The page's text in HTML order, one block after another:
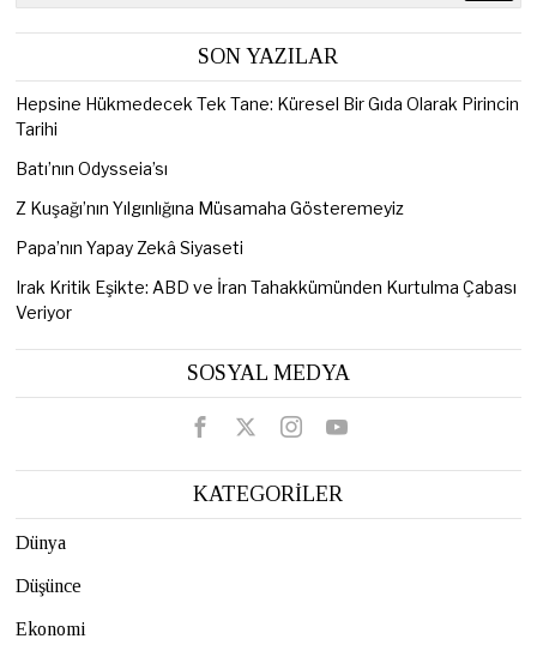
SON YAZILAR
Hepsine Hükmedecek Tek Tane: Küresel Bir Gıda Olarak Pirincin
Tarihi
Batı’nın Odysseia’sı
Z Kuşağı’nın Yılgınlığına Müsamaha Gösteremeyiz
Papa’nın Yapay Zekâ Siyaseti
Irak Kritik Eşikte: ABD ve İran Tahakkümünden Kurtulma Çabası
Veriyor
SOSYAL MEDYA
KATEGORİLER
Dünya
Düşünce
Ekonomi